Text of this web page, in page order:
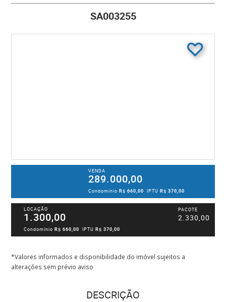
SA003255
VENDA
289.000,00
CondomínioR$ 660,00 IPTUR$ 370,00
LOCAÇÃO
1.300,00
PACOTE
2.330,00
CondomínioR$ 660,00 IPTUR$ 370,00
*Valores informados e disponibilidade do imóvel sujeitos a
alterações sem prévio aviso
DESCRIÇÃO